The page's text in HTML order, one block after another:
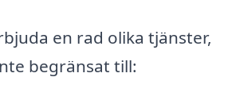
en rad olika tjänster,
begränsat till: